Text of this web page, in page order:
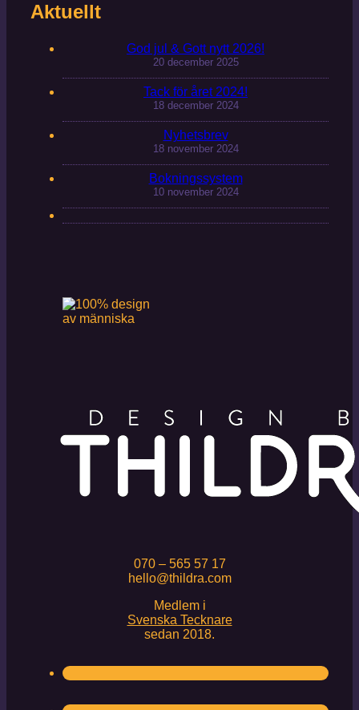
Aktuellt
God jul & Gott nytt 2026!
20 december 2025
Tack för året 2024!
18 december 2024
Nyhetsbrev
18 november 2024
Bokningssystem
10 november 2024
070 – 565 57 17
hello@thildra.com
Medlem i
Svenska Tecknare
sedan 2018.